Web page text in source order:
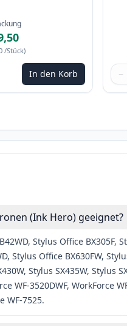
/Stück)
um anzupassen
In den Korb −
(Ink Hero) geeignet?
Stylus Office BX305F,
Stylus Office BX630FW,
Stylus SX435W, Stylus
WF-3520DWF, WorkForce
WF-7525.